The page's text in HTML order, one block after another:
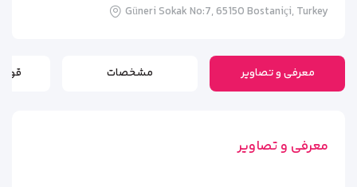
Güneri Sokak No:7, 65150 Bostaniçi, Turkey
معرفی و تصاویر مشخصات
معرفی و تصاویر